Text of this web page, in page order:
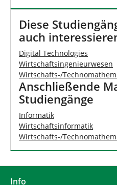
Diese
auch
Digital Technologies
Wirtschaftsingenieurwesen
Wirtschafts-/
Anschließende
Studiengänge
Informatik
Wirtschaftsinformatik
Wirtschafts-/
Info